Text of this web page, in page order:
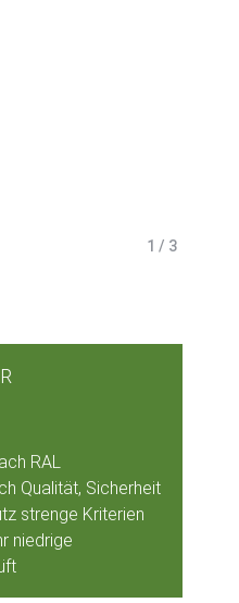
1 / 3
RAL
Qualität, Sicherheit
strenge Kriterien
niedrige